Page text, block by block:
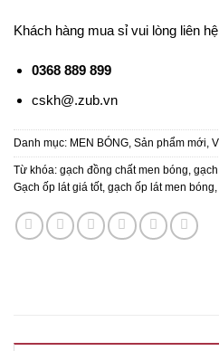
Khách hàng mua sỉ vui lòng liên
0368 889 899
cskh@.zub.vn
Danh mục: MEN BÓNG, Sản phẩm mới,
Từ khóa: gạch đồng chất men bóng,
Gạch ốp lát giá tốt, gạch ốp lát men bóng,